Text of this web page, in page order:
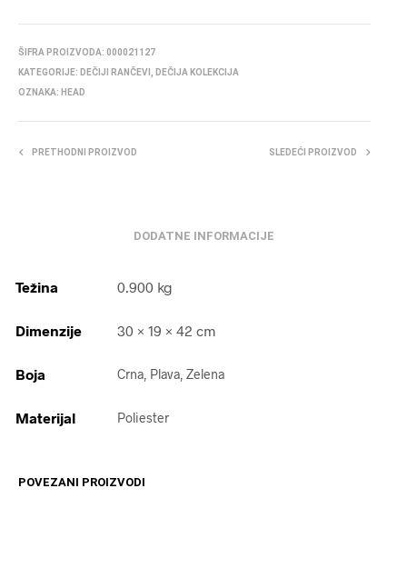
ŠIFRA PROIZVODA: 000021127
KATEGORIJE: DEČIJI RANČEVI
DEČIJA KOLEKCIJA
OZNAKA: HEAD
PRETHODNI PROIZVOD SLEDEĆI PROIZVOD
DODATNE INFORMACIJE
Težina 0.900 kg
Dimenzije 30 × 19 × 42 cm
Boja Crna, Plava, Zelena
Materijal Poliester
POVEZANI PROIZVODI